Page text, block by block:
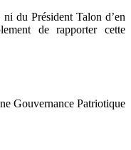
du Président Talon d’en
de rapporter cette
Gouvernance Patriotique